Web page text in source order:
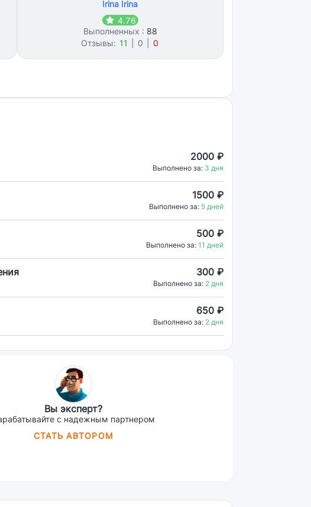
Irina Irina
4.76
Выполненных : 88
Отзывы: 11 0 0
2000 ₽
Выполнено за: 3 дня
1500 ₽
Выполнено за: 5 дней
500 ₽
Выполнено за: 11 дней
300 ₽
Выполнено за: 2 дня
650 ₽
Выполнено за: 2 дня
Вы эксперт?
с надежным партнером
СТАТЬ АВТОРОМ